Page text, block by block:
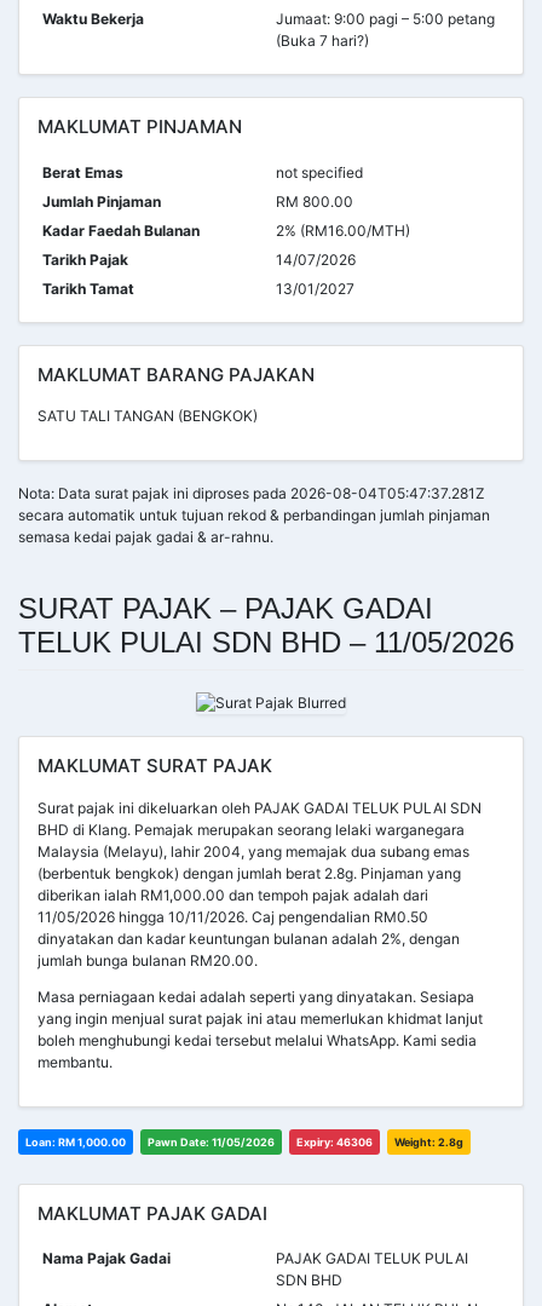
Waktu Bekerja
Jumaat: 9:00 pagi – 5:00 petang
(Buka 7 hari?)
MAKLUMAT PINJAMAN
Berat Emas
not specified
Jumlah Pinjaman
RM 800.00
Kadar Faedah Bulanan
2% (RM16.00/MTH)
Tarikh Pajak
14/07/2026
Tarikh Tamat
13/01/2027
MAKLUMAT BARANG PAJAKAN
SATU TALI TANGAN (BENGKOK)
Nota: Data surat pajak ini diproses pada 2026-08-04T05:47:37.281Z
secara automatik untuk tujuan rekod & perbandingan jumlah pinjaman
semasa kedai pajak gadai & ar-rahnu.
SURAT PAJAK – PAJAK GADAI
TELUK PULAI SDN BHD – 11/05/2026
MAKLUMAT SURAT PAJAK
Surat pajak ini dikeluarkan oleh PAJAK GADAI TELUK PULAI SDN
BHD di Klang. Pemajak merupakan seorang lelaki warganegara
Malaysia (Melayu), lahir 2004, yang memajak dua subang emas
(berbentuk bengkok) dengan jumlah berat 2.8g. Pinjaman yang
diberikan ialah RM1,000.00 dan tempoh pajak adalah dari
11/05/2026 hingga 10/11/2026. Caj pengendalian RM0.50
dinyatakan dan kadar keuntungan bulanan adalah 2%, dengan
jumlah bunga bulanan RM20.00.
Masa perniagaan kedai adalah seperti yang dinyatakan. Sesiapa
yang ingin menjual surat pajak ini atau memerlukan khidmat lanjut
boleh menghubungi kedai tersebut melalui WhatsApp. Kami sedia
membantu.
Loan: RM 1,000.00 Pawn Date: 11/05/2026 Expiry: 46306 Weight: 2.8g
MAKLUMAT PAJAK GADAI
Nama Pajak Gadai
PAJAK GADAI TELUK PULAI
SDN BHD